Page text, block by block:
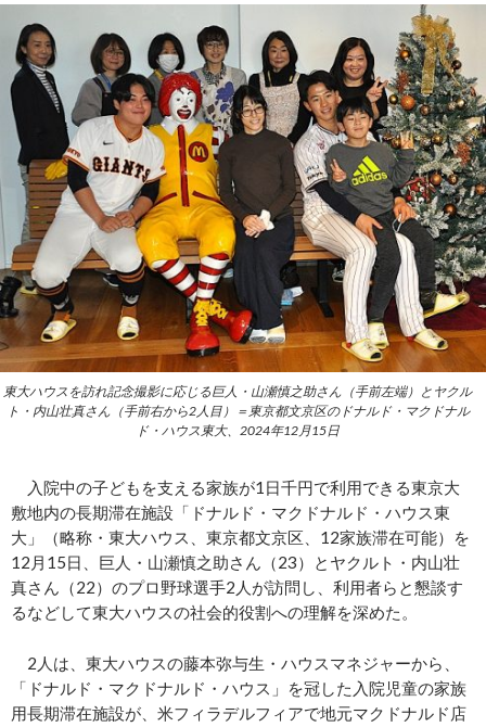
東大ハウスを訪れ記念撮影に応じる巨人・山瀬慎之助さん（手前左端）とヤクル
ト・内山壮真さん（手前右から2人目）＝東京都文京区のドナルド・マクドナル
ド・ハウス東大、2024年12月15日
入院中の子どもを支える家族が1日千円で利用できる東京大
敷地内の長期滞在施設「ドナルド・マクドナルド・ハウス東
大」（略称・東大ハウス、東京都文京区、12家族滞在可能）を
12月15日、巨人・山瀬慎之助さん（23）とヤクルト・内山壮
真さん（22）のプロ野球選手2人が訪問し、利用者らと懇談す
るなどして東大ハウスの社会的役割への理解を深めた。
2人は、東大ハウスの藤本弥与生・ハウスマネジャーから、
「ドナルド・マクドナルド・ハウス」を冠した入院児童の家族
用長期滞在施設が、米フィラデルフィアで地元マクドナルド店